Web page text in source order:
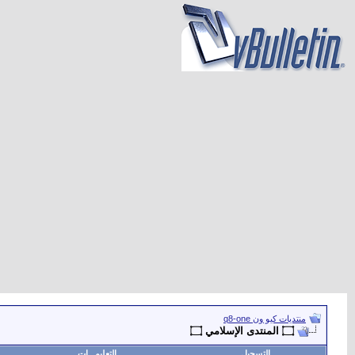
منتديات كيو ون q8-one
۝ المنتدى الإسلامي ۝